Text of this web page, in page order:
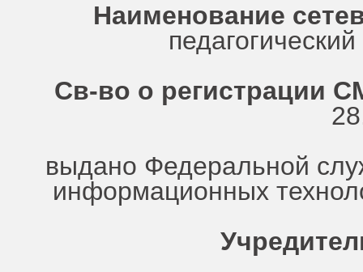
Наименование
Св-во о регистрации
выдано Федеральной
информационных